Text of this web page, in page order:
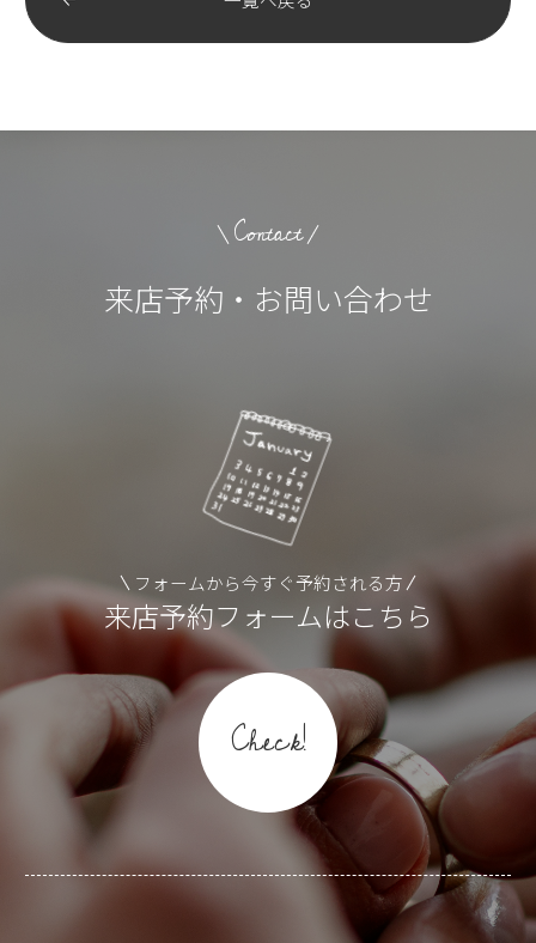
Contact
来店予約・お問い合わせ
フォームから今すぐ予約される方
来店予約フォームはこちら
Check!